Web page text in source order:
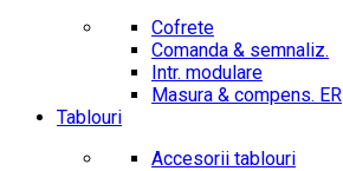
Cofrete
Comanda & semnaliz.
Intr. modulare
Masura & compens. ER
Tablouri
Accesorii tablouri